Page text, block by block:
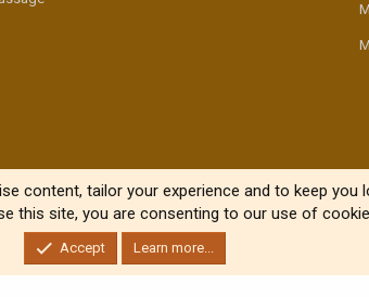
content, tailor your experience and to keep you
this site, you are consenting to our use of
Accept Learn more...